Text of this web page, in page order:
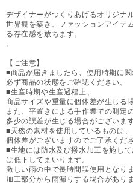
デザイナーがつくりあげるオリジナ
世界観を築き、ファッションアイテ
る存在感を放ちます。
【ご注意】
■商品が届きましたら、使用時期に関
必ず商品の状態をご確認ください。
■生産時期や生産過程上、
商品サイズや重量に個体差が生じる
また、平置きによる手作業での測定
多少の誤差が生じる場合がございま
■天然の素材を使用しているものは、
個体差がございますのでご了承くださ
■生地には防水及び撥水加工を施し
は低下してまいります。
激しい雨の中で長時間誤使用となり
加工部分から雨漏りする場合がありま